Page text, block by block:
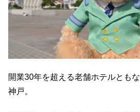
開業30年を超える老舗ホテルとも
神戸。